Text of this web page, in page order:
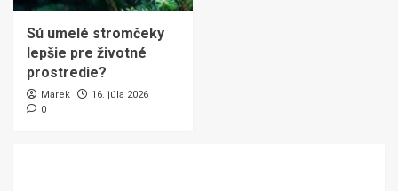
Sú umelé stromčeky
lepšie pre životné
prostredie?
Marek
16. júla 2026
0